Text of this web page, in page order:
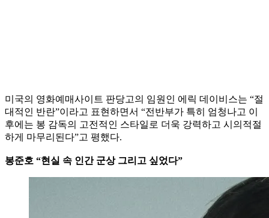
미국의 영화예매사이트 판당고의 임원인 에릭 데이비스는 “절
대적인 반란”이라고 표현하면서 “전반부가 특히 엄청나고 이
후에는 봉 감독의 고전적인 스타일로 더욱 강력하고 시의적절
하게 마무리된다”고 평했다.
봉준호 “현실 속 인간 군상 그리고 싶었다”